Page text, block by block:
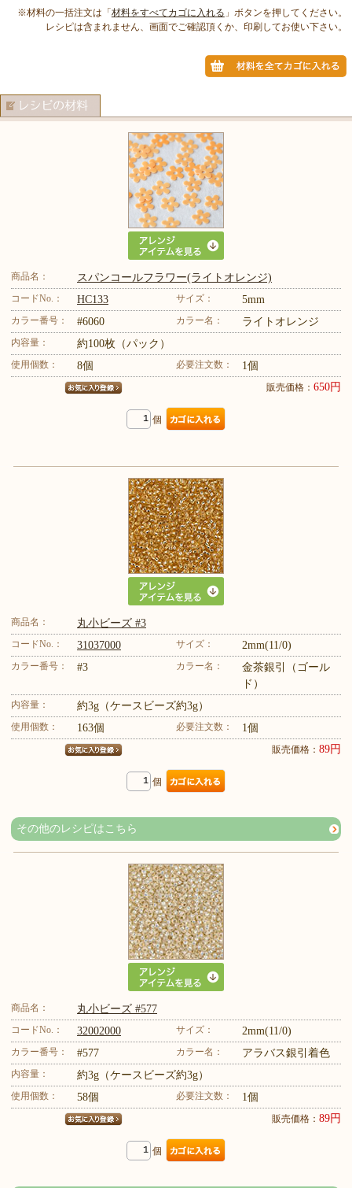
※材料の一括注文は「材料をすべてカゴに入れる 」ボタンを押してください。
レシピは含まれません、画面でご確認頂くか、印刷してお使い下さい。
商品名： スパンコールフラワー(ライトオレンジ)
コードNo.： HC133 サイズ： 5mm
カラー番号： #6060 カラー名： ライトオレンジ
内容量： 約100枚（パック）
使用個数： 8個 必要注文数： 1個
販売価格： 650円
個
商品名： 丸小ビーズ #3
コードNo.： 31037000 サイズ： 2mm(11/0)
カラー番号： #3 カラー名：
金茶銀引（ゴール
ド）
内容量： 約3g（ケースビーズ約3g）
使用個数： 163個 必要注文数： 1個
販売価格： 89円
個
その他のレシピはこちら
商品名： 丸小ビーズ #577
コードNo.： 32002000 サイズ： 2mm(11/0)
カラー番号： #577 カラー名： アラバス銀引着色
内容量： 約3g（ケースビーズ約3g）
使用個数： 58個 必要注文数： 1個
販売価格： 89円
個